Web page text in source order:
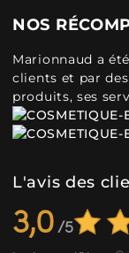
NOS
Marionnaud a
clients et par
produits, ses
L'avis des
3,0